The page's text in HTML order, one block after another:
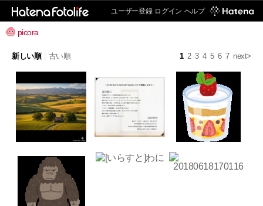
ユーザー登録 ログイン ヘルプ
picora
1 2 3 4 5 6 7 next>
新しい順 古い順